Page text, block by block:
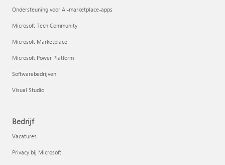
Ondersteuning voor AI-marketplace-apps
Microsoft Tech Community
Microsoft Marketplace
Microsoft Power Platform
Softwarebedrijven
Visual Studio
Bedrijf
Vacatures
Privacy bij Microsoft